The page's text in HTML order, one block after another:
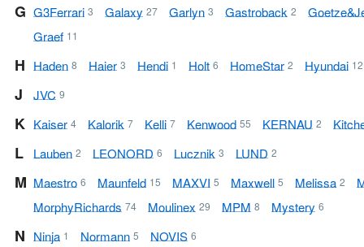
G G3Ferrari 3 Galaxy 27 Garlyn 3 Gastroback 2
Goetze &
Graef 11
H Haden 8 Haier 3 Hendi 1 Holt 6 HomeStar 2 Hyundai 12
J JVC 9
K Kaiser 4 Kalorik 7 Kelli 7 Kenwood 55 KERNAU 2
L Lauben 2 LEONORD 6 Lucznik 3 LUND 2
M Maestro 6 Maunfeld 15 MAXVI 5 Maxwell 5 Melissa 2
Morphy Richards 74 Moulinex 29 MPM 8 Mystery 6
N Ninja 1 Normann 5 NOVIS 6